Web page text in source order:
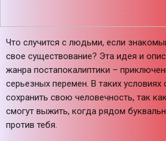
Что случится с людьми, если
свое существование? Эта идея и
жанра постапокалиптики –
серьезных перемен. В таких
сохранить свою человечность, так
смогут выжить, когда рядом
против тебя.